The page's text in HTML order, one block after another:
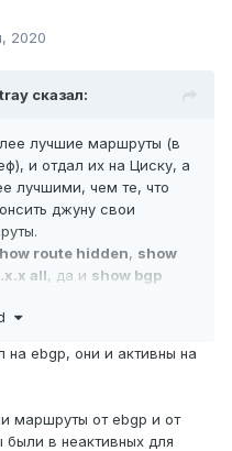
2020
сказал:
лучшие маршруты (в
и отдал их на Циску, а
лучшими, чем те, что
джуну свои
route hidden, show
all, да и show bgp
на ebgp, они и активны на
маршруты от ebgp и от
в неактивных для